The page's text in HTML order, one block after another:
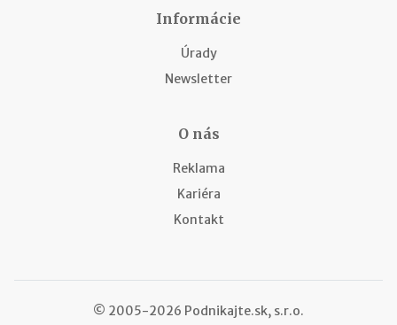
Informácie
Úrady
Newsletter
O nás
Reklama
Kariéra
Kontakt
© 2005-2026 Podnikajte.sk, s.r.o.